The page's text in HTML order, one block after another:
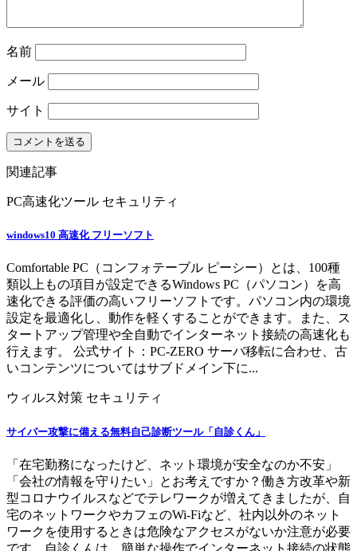
名前
メール
サイト
関連記事
PC高速化ツール セキュリティ
windows10 高速化 フリーソフト
Comfortable PC（コンフォテーブル ピーシー）とは、100種
類以上もの項目が設定できるWindows PC（パソコン）を高
速化できる評価の高いフリーソフトです。パソコン内の環境
設定を最適化し、動作を軽くすることができます。また、ス
タートアップ管理や全自動でインターネット接続の高速化も
行えます。 公式サイト：PC-ZERO サーバ移転に合わせ、古
いコンテンツについてはサブドメイン下に...
ウィルス対策 セキュリティ
サイバー攻撃に備える無料自己診断ツール「自診くん」
「在宅勤務になったけど、ネット環境が安全なのか不安」
「会社の情報を守りたい」とお考えですか？働き方改革や新
型コロナウイルスなどでテレワークが増えてきましたが、自
宅のネットワークやカフェのWi-Fiなど、社内以外のネット
ワークを使用するときは危険なアクセスがないか注意が必要
です。自診くんは、簡単な操作でインターネット接続の状態